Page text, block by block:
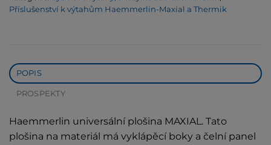
Příslušenství k výtahům Haemmerlin-Maxial a Thermik
POPIS
PROSPEKTY
Haemmerlin universální plošina MAXIAL. Tato
plošina na materiál má vyklápěcí boky a čelní panel